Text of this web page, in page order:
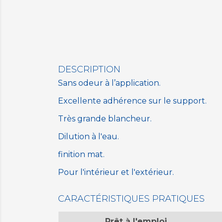
DESCRIPTION
Sans odeur à l’application.
Excellente adhérence sur le support.
Très grande blancheur.
Dilution à l'eau.
finition mat.
Pour l'intérieur et l'extérieur.
CARACTÉRISTIQUES PRATIQUES